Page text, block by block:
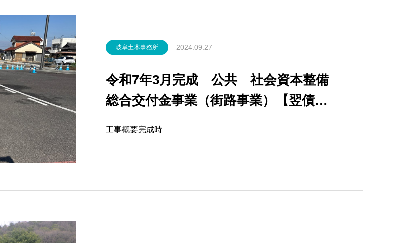
岐阜土木事務所 2024.09.27
令和7年3月完成 公共 社会資本整備
総合交付金事業（街路事業）【翌債】
（都）犬山東町線バイパス道路改良工
工事概要完成時